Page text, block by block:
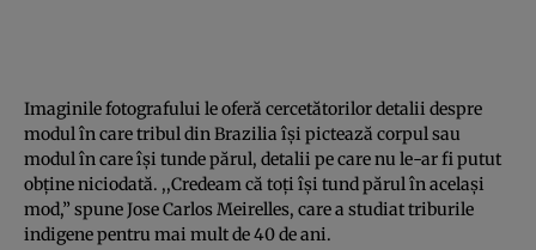
Imaginile fotografului le oferă cercetătorilor detalii despre
modul în care tribul din Brazilia îşi pictează corpul sau
modul în care îşi tunde părul, detalii pe care nu le-ar fi putut
obţine niciodată. ,,Credeam că toţi îşi tund părul în acelaşi
mod,” spune Jose Carlos Meirelles, care a studiat triburile
indigene pentru mai mult de 40 de ani.